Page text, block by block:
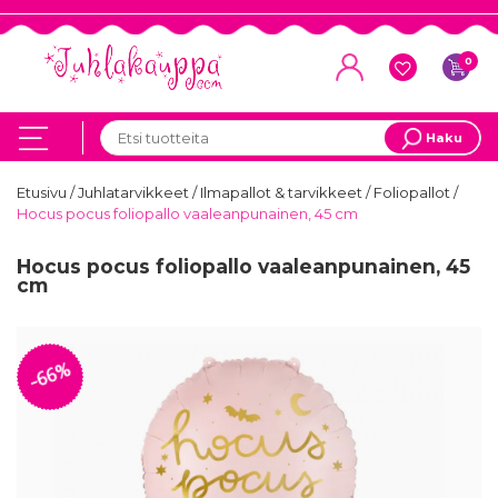
0
Haku
Etusivu /Juhlatarvikkeet/Ilmapallot & tarvikkeet/Foliopallot/
Hocus pocus foliopallo vaaleanpunainen, 45 cm
Hocus pocus foliopallo vaaleanpunainen, 45
cm
-66%